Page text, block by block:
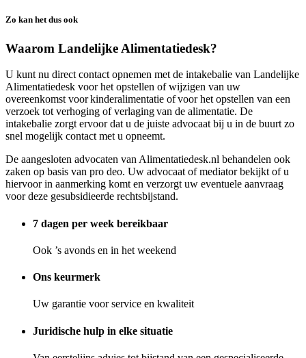
Zo kan het dus ook
Waarom Landelijke Alimentatiedesk?
U kunt nu direct contact opnemen met de intakebalie van Landelijke
Alimentatiedesk voor het opstellen of wijzigen van uw
overeenkomst voor kinderalimentatie of voor het opstellen van een
verzoek tot verhoging of verlaging van de alimentatie. De
intakebalie zorgt ervoor dat u de juiste advocaat bij u in de buurt zo
snel mogelijk contact met u opneemt.
De aangesloten advocaten van Alimentatiedesk.nl behandelen ook
zaken op basis van pro deo. Uw advocaat of mediator bekijkt of u
hiervoor in aanmerking komt en verzorgt uw eventuele aanvraag
voor deze gesubsidieerde rechtsbijstand.
7 dagen per week bereikbaar
Ook ’s avonds en in het weekend
Ons keurmerk
Uw garantie voor service en kwaliteit
Juridische hulp in elke situatie